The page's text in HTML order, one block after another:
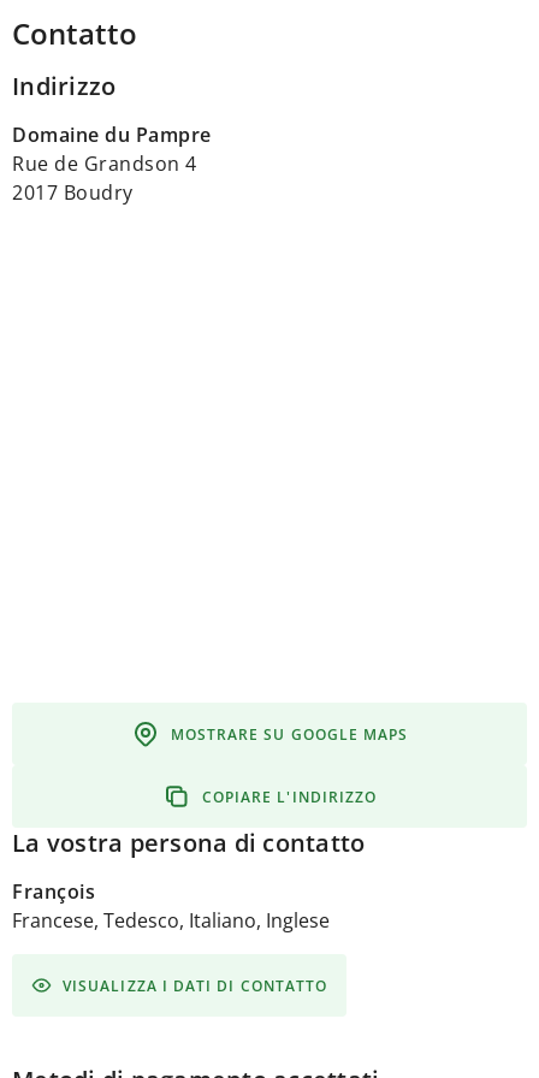
Contatto
Indirizzo
Domaine du Pampre
Rue de Grandson 4
2017 Boudry
MOSTRARE SU GOOGLE MAPS
COPIARE L'INDIRIZZO
La vostra persona di contatto
François
Francese, Tedesco, Italiano, Inglese
VISUALIZZA I DATI DI CONTATTO